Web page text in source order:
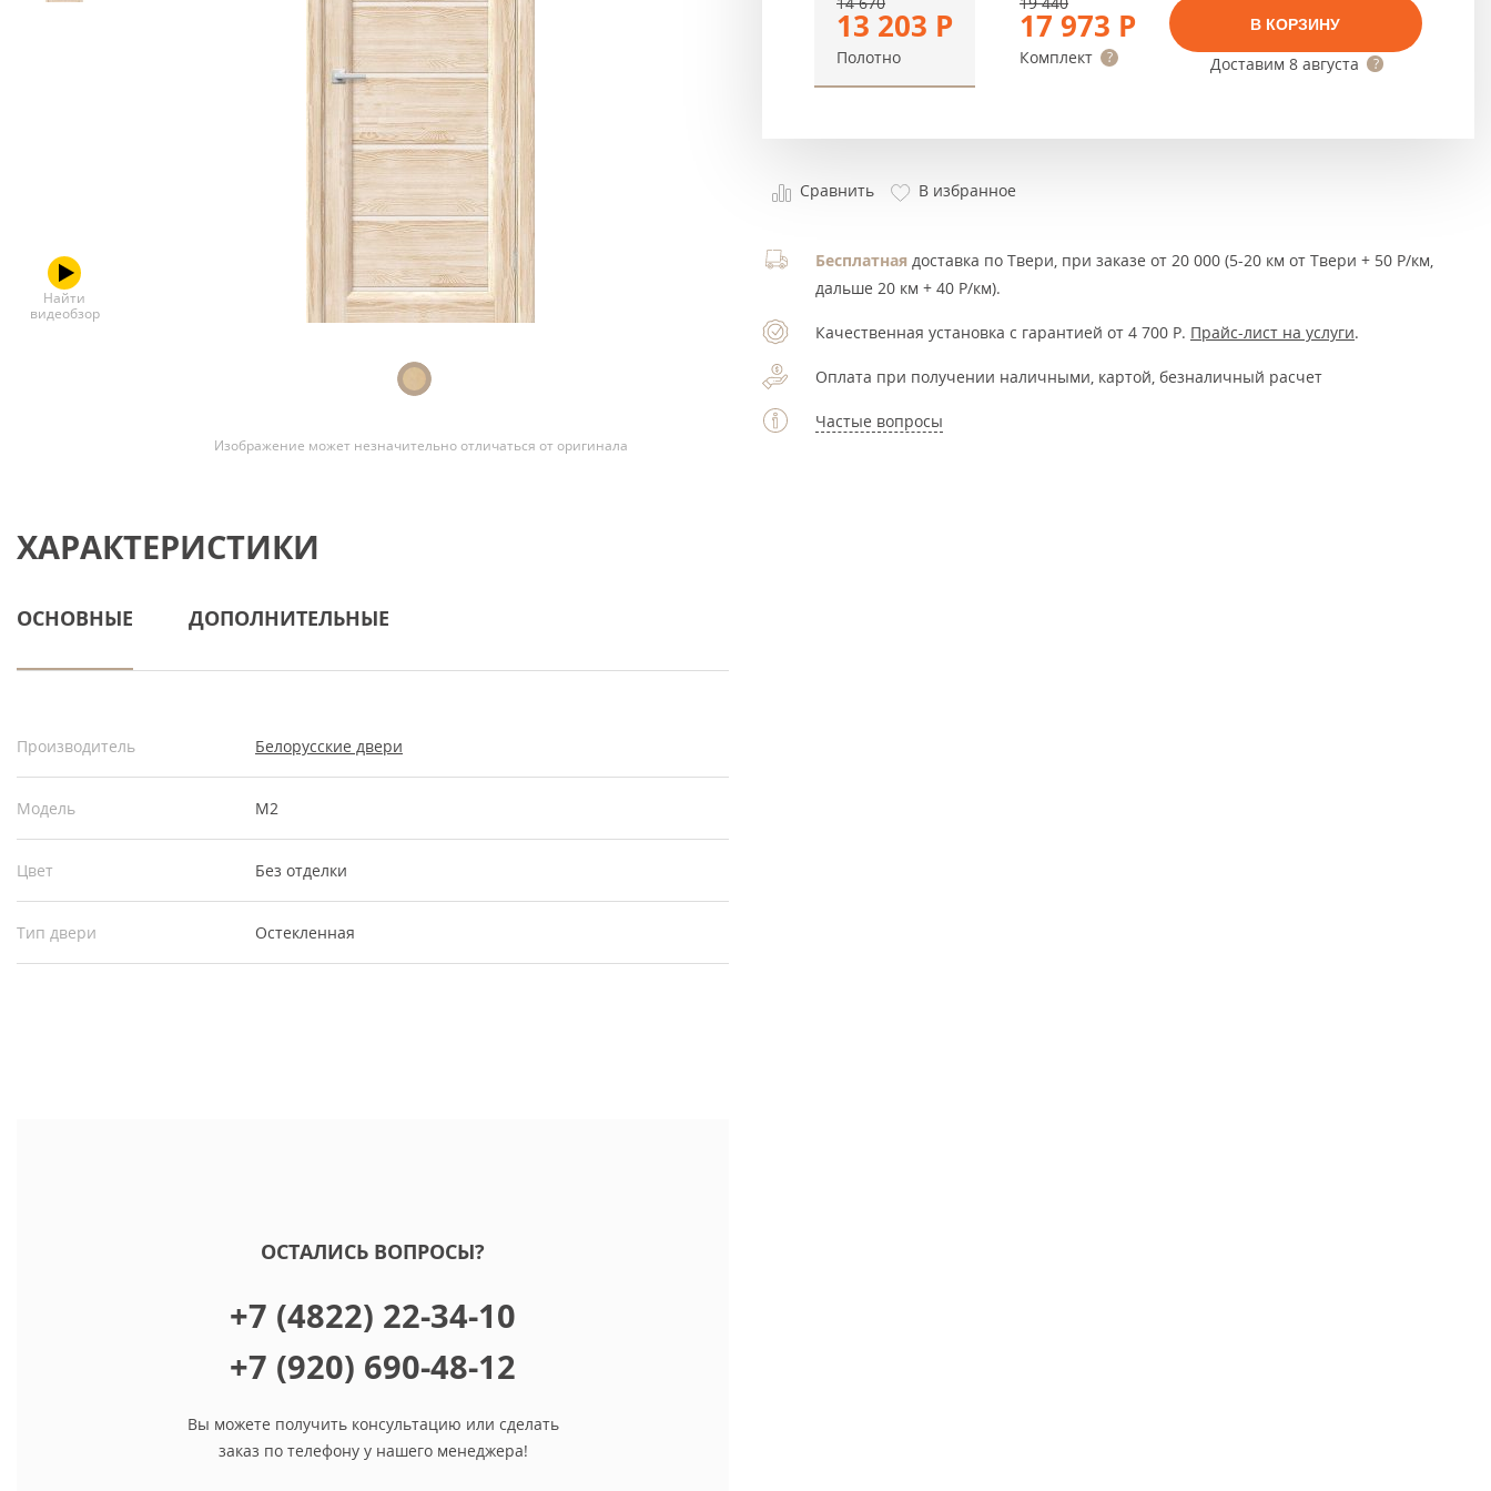
Серый цвет
Найти
видеобзор
Изображение может незначительно отличаться от оригинала
ХАРАКТЕРИСТИКИ
ОСНОВНЫЕ ДОПОЛНИТЕЛЬНЫЕ
Производитель Белорусские двери
Модель М2
Цвет Без отделки
Тип двери Остекленная
ОСТАЛИСЬ ВОПРОСЫ?
+7 (4822) 22-34-10
+7 (920) 690-48-12
Вы можете получить консультацию или сделать
заказ по телефону у нашего менеджера!
13 203 Р
Полотно
17 973 Р
Комплект
В КОРЗИНУ
Доставим8 августа
Сравнить В избранное
Бесплатная доставка по Твери, при заказе от 20 000 (5-20 км от Твери + 50 Р/км,
дальше 20 км + 40 Р/км).
Качественная установка с гарантией от 4 700 Р. Прайс-лист на услуги.
Оплата при получении наличными, картой, безналичный расчет
Частые вопросы